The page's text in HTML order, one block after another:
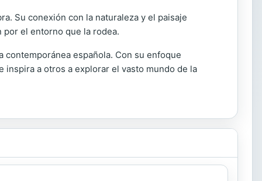
Su conexión con la naturaleza y el paisaje
el entorno que la rodea.
contemporánea española. Con su enfoque
a otros a explorar el vasto mundo de la